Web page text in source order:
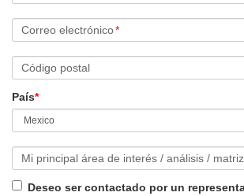
Correo electrónico*
Código postal
País*
Mi principal área de interés / análisis / matriz
Deseo ser contactado por un